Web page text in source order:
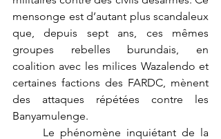
mensonge est d’autant plus scandaleux
que, depuis sept ans, ces mêmes
groupes rebelles burundais, en
coalition avec les milices Wazalendo et
certaines factions des FARDC, mènent
des attaques répétées contre les
Banyamulenge.